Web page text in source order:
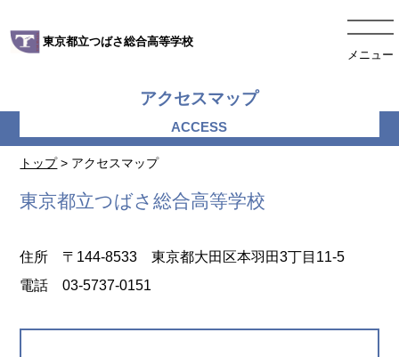
東京都立つばさ総合高等学校
メニュー
トップ> アクセスマップ
アクセスマップ
東京都立つばさ総合高等学校
住所 〒144-8533 東京都大田区本羽田3丁目11-5
電話 03-5737-0151